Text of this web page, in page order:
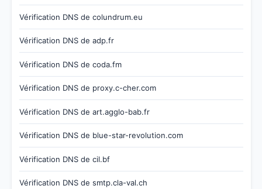
Vérification DNS de colundrum.eu
Vérification DNS de adp.fr
Vérification DNS de coda.fm
Vérification DNS de proxy.c-cher.com
Vérification DNS de art.agglo-bab.fr
Vérification DNS de blue-star-revolution.com
Vérification DNS de cil.bf
Vérification DNS de smtp.cla-val.ch